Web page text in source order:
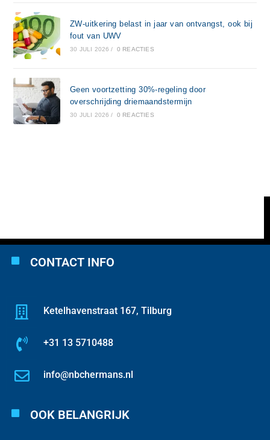
ZW-uitkering belast in jaar van ontvangst, ook bij
fout van UWV
30 JULI 2026 / 0 REACTIES
Geen voortzetting 30%-regeling door
overschrijding driemaandstermijn
30 JULI 2026 / 0 REACTIES
CONTACT INFO
Ketelhavenstraat 167, Tilburg
+31 13 5710488
info@nbchermans.nl
OOK BELANGRIJK